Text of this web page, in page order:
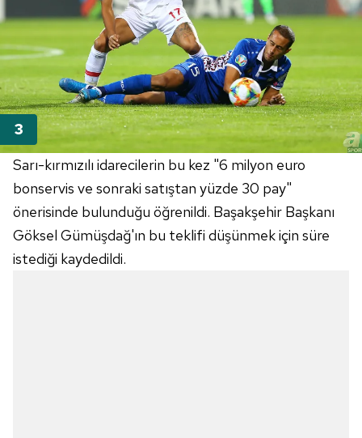
Sarı-kırmızılı idarecilerin bu kez "6 milyon euro
bonservis ve sonraki satıştan yüzde 30 pay"
önerisinde bulunduğu öğrenildi. Başakşehir Başkanı
Göksel Gümüşdağ'ın bu teklifi düşünmek için süre
istediği kaydedildi.